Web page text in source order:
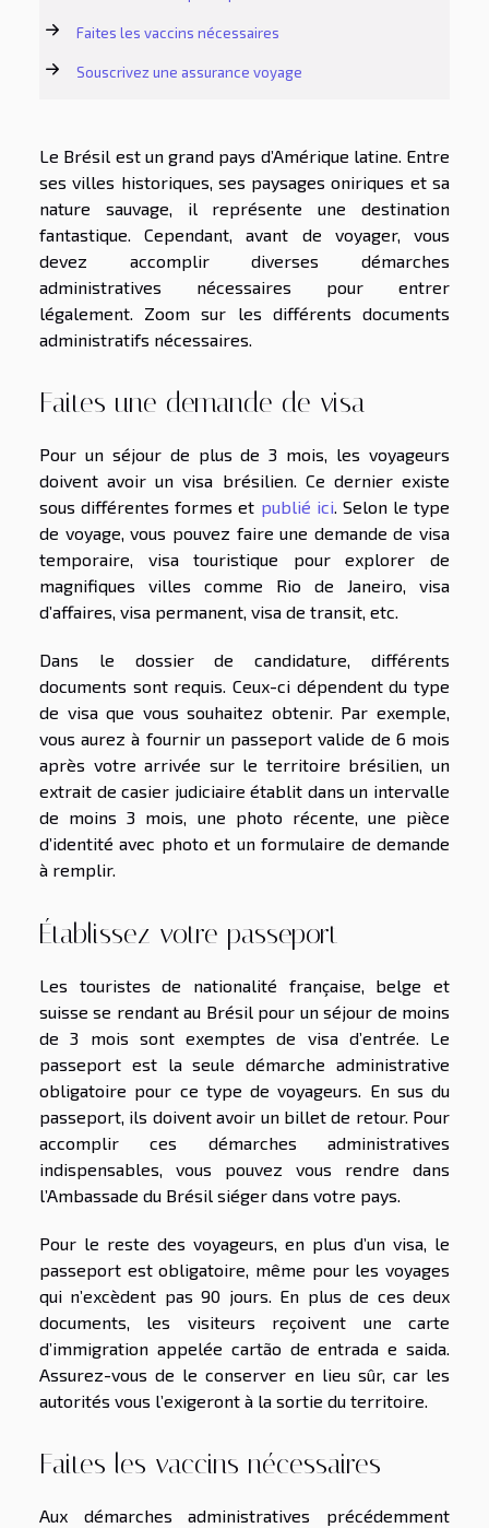
Faites les vaccins nécessaires
Souscrivez une assurance voyage
Le Brésil est un grand pays d’Amérique latine. Entre
ses villes historiques, ses paysages oniriques et sa
nature sauvage, il représente une destination
fantastique. Cependant, avant de voyager, vous
devez accomplir diverses démarches
administratives nécessaires pour entrer
légalement. Zoom sur les différents documents
administratifs nécessaires.
Faites une demande de visa
Pour un séjour de plus de 3 mois, les voyageurs
doivent avoir un visa brésilien. Ce dernier existe
sous différentes formes et publié ici. Selon le type
de voyage, vous pouvez faire une demande de visa
temporaire, visa touristique pour explorer de
magnifiques villes comme Rio de Janeiro, visa
d’affaires, visa permanent, visa de transit, etc.
Dans le dossier de candidature, différents
documents sont requis. Ceux-ci dépendent du type
de visa que vous souhaitez obtenir. Par exemple,
vous aurez à fournir un passeport valide de 6 mois
après votre arrivée sur le territoire brésilien, un
extrait de casier judiciaire établit dans un intervalle
de moins 3 mois, une photo récente, une pièce
d’identité avec photo et un formulaire de demande
à remplir.
Établissez votre passeport
Les touristes de nationalité française, belge et
suisse se rendant au Brésil pour un séjour de moins
de 3 mois sont exemptes de visa d’entrée. Le
passeport est la seule démarche administrative
obligatoire pour ce type de voyageurs. En sus du
passeport, ils doivent avoir un billet de retour. Pour
accomplir ces démarches administratives
indispensables, vous pouvez vous rendre dans
l’Ambassade du Brésil siéger dans votre pays.
Pour le reste des voyageurs, en plus d’un visa, le
passeport est obligatoire, même pour les voyages
qui n’excèdent pas 90 jours. En plus de ces deux
documents, les visiteurs reçoivent une carte
d’immigration appelée cartão de entrada e saida.
Assurez-vous de le conserver en lieu sûr, car les
autorités vous l’exigeront à la sortie du territoire.
Faites les vaccins nécessaires
Aux démarches administratives précédemment